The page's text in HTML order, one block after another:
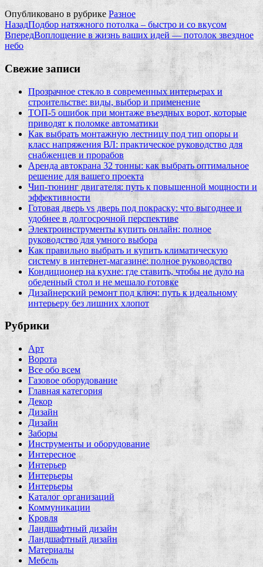
Опубликовано в рубрике Разное
НазадПодбор натяжного потолка – быстро и со вкусом
ВпередВоплощение в жизнь ваших идей — потолок звездное
небо
Свежие записи
Прозрачное стекло в современных интерьерах и
строительстве: виды, выбор и применение
ТОП-5 ошибок при монтаже въездных ворот, которые
приводят к поломке автоматики
Как выбрать монтажную лестницу под тип опоры и
класс напряжения ВЛ: практическое руководство для
снабженцев и прорабов
Аренда автокрана 32 тонны: как выбрать оптимальное
решение для вашего проекта
Чип‑тюнинг двигателя: путь к повышенной мощности и
эффективности
Готовая дверь vs дверь под покраску: что выгоднее и
удобнее в долгосрочной перспективе
Электроинструменты купить онлайн: полное
руководство для умного выбора
Как правильно выбрать и купить климатическую
систему в интернет‑магазине: полное руководство
Кондиционер на кухне: где ставить, чтобы не дуло на
обеденный стол и не мешало готовке
Дизайнерский ремонт под ключ: путь к идеальному
интерьеру без лишних хлопот
Рубрики
Арт
Ворота
Все обо всем
Газовое оборудование
Главная категория
Декор
Дизайн
Дизайн
Заборы
Инструменты и оборудование
Интересное
Интерьер
Интерьеры
Интерьеры
Каталог организаций
Коммуникации
Кровля
Ландшафтный дизайн
Ландшафтный дизайн
Материалы
Мебель